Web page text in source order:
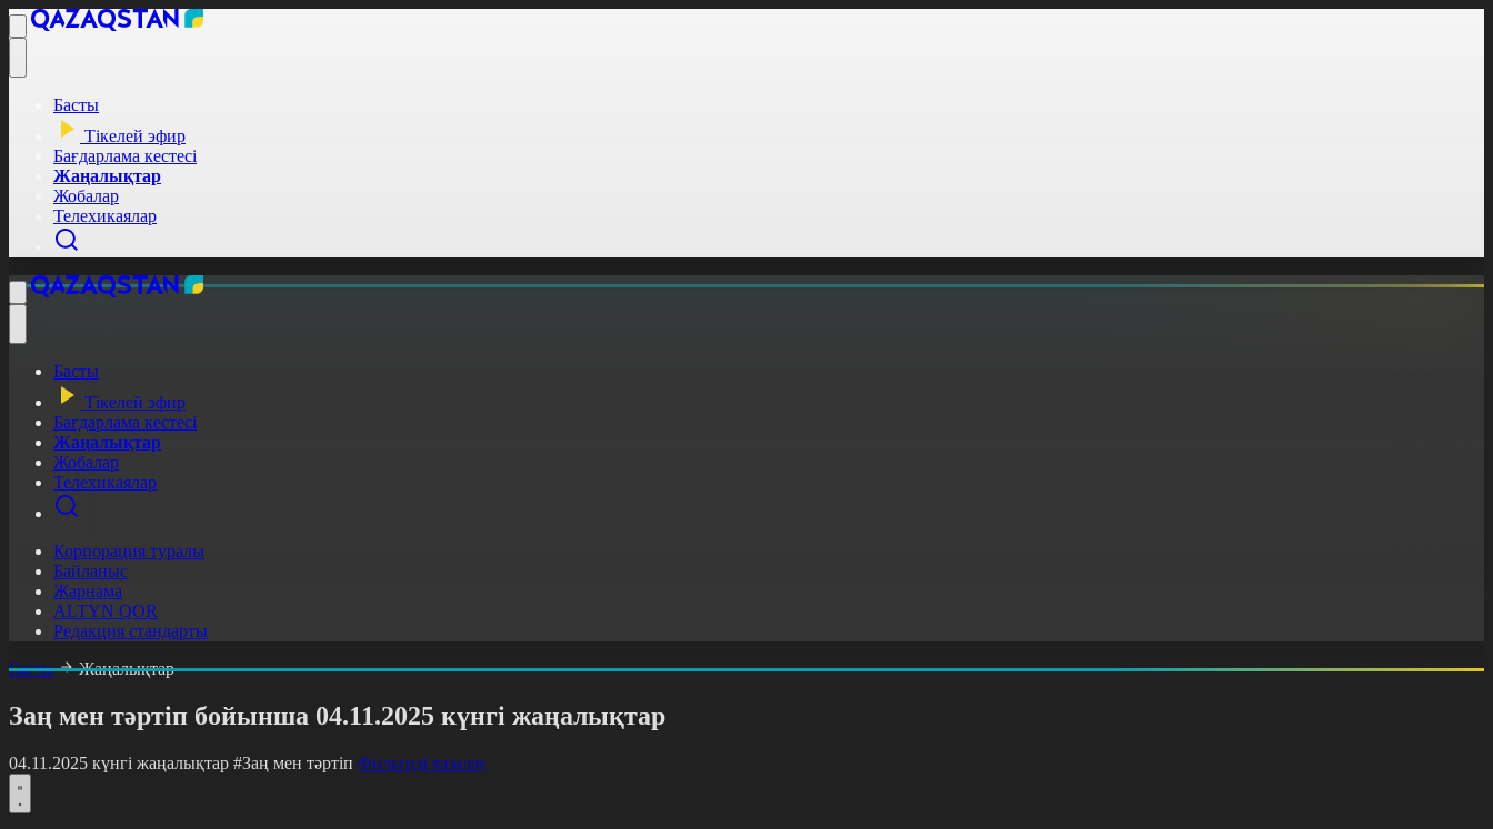
Басты
Тікелей эфир
Бағдарлама кестесі
Жаңалықтар
Жобалар
Телехикаялар
Басты
Тікелей эфир
Бағдарлама кестесі
Жаңалықтар
Жобалар
Телехикаялар
Корпорация туралы
Байланыс
Жарнама
ALTYN QOR
Редакция стандарты
Басты
Жаңалықтар
Заң мен тәртіп бойынша 04.11.2025 күнгі жаңалықтар
04.11.2025 күнгі жаңалықтар #Заң мен тәртіп Фильтрді тазалау